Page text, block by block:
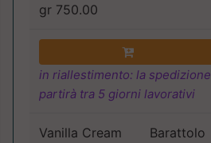
gr 750.00
in riallestimento: la spedizione
partirà tra 5 giorni lavorativi
Vanilla Cream
Barattolo